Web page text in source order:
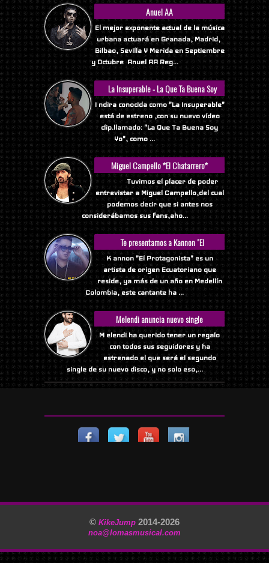
Anuel AA
El mejor exponente actual de la música
urbana actuará en Granada, Madrid,
Bilbao, Sevilla Y Merida en Septiembre
y Octubre Anuel AA Reg...
La Insuperable - La Que Ta Buena Soy
Yo
I ndira conocida como "La Insuperable"
está de estreno ,con su nuevo vídeo
clip.llamado: "La Que Ta Buena Soy
Yo", como ...
Miguel Campello *El Chatarrero*
Tuvimos el placer de poder
entrevistar a Miguel Campello,del cual
podemos decir que si antes nos
considerábamos sus fans,aho...
Te presentamos a Kannon "El
Protagonista"
K annon "El Protagonista" es un
artista de origen Ecuatoriano que
reside, ya más de un año en Medellín
Colombia, este cantante ha ...
Melendi anuncia nuevo single
M elendi ha querido tener un regalo
con todos sus seguidores y ha
estrenado el que será el segundo
single de su nuevo disco, y no solo eso,...
© KikeJump 2014-2026
noa@lomasmusical.com